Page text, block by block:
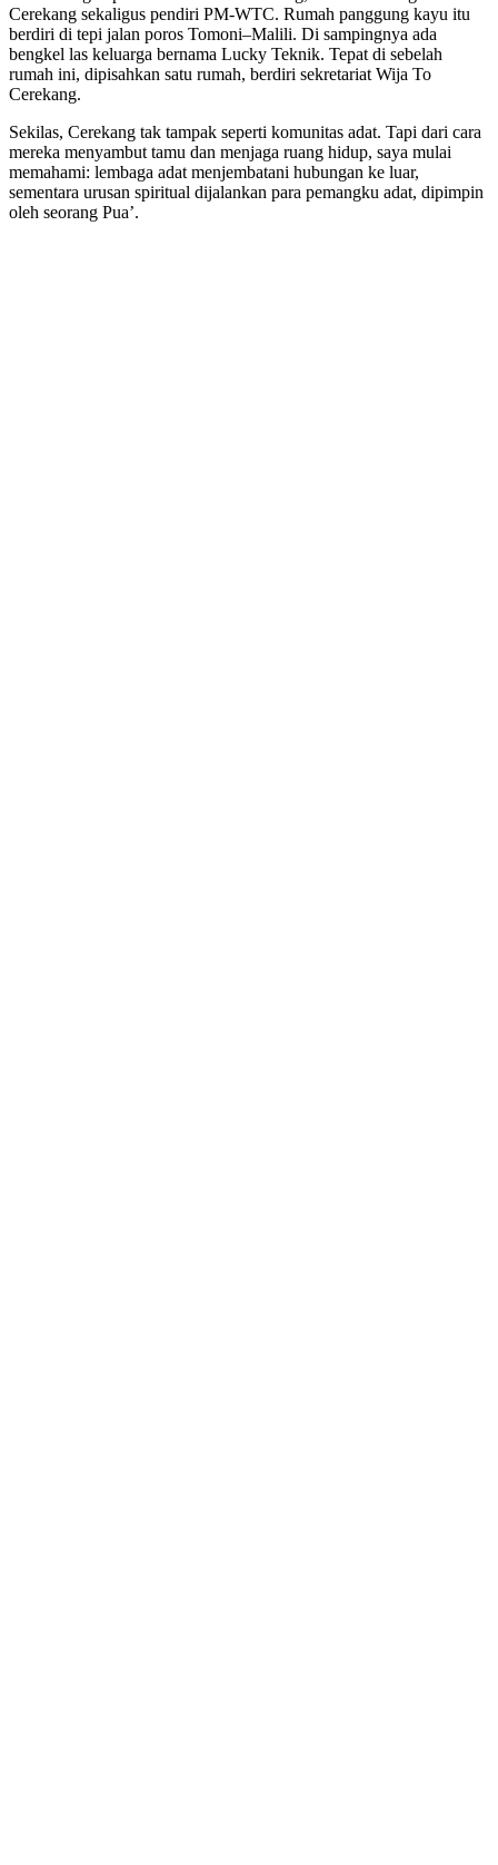
Cerekang sekaligus pendiri PM-WTC. Rumah panggung kayu itu
berdiri di tepi jalan poros Tomoni–Malili. Di sampingnya ada
bengkel las keluarga bernama Lucky Teknik. Tepat di sebelah
rumah ini, dipisahkan satu rumah, berdiri sekretariat Wija To
Cerekang.
Sekilas, Cerekang tak tampak seperti komunitas adat. Tapi dari cara
mereka menyambut tamu dan menjaga ruang hidup, saya mulai
memahami: lembaga adat menjembatani hubungan ke luar,
sementara urusan spiritual dijalankan para pemangku adat, dipimpin
oleh seorang Pua’.